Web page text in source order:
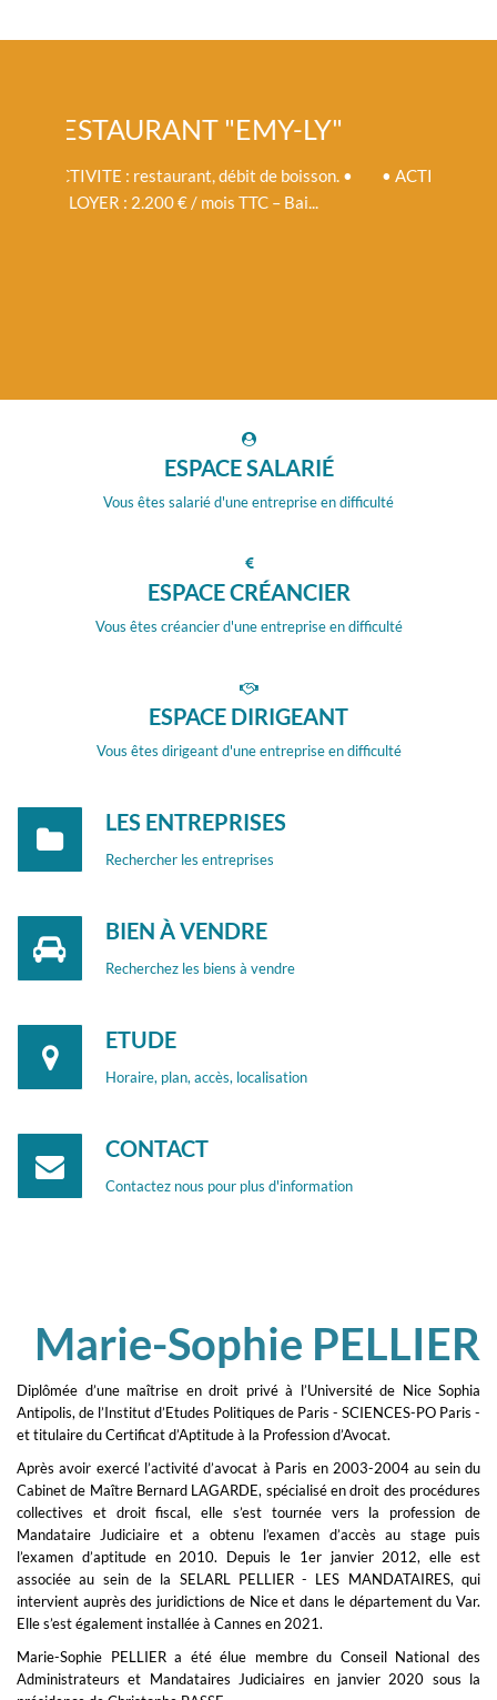
LY"
de boisson. •
– Bai...
LAVERIE "TAXI-LAV"
• ACTIVITE : négoce, location, étude de matériel
informatique, bureautique, mat...
ESPACE SALARIÉ
Vous êtes salarié d'une entreprise en difficulté
ESPACE CRÉANCIER
Vous êtes créancier d'une entreprise en difficulté
ESPACE DIRIGEANT
Vous êtes dirigeant d'une entreprise en difficulté
LES ENTREPRISES
Rechercher les entreprises
BIEN À VENDRE
Recherchez les biens à vendre
ETUDE
Horaire, plan, accès, localisation
CONTACT
Contactez nous pour plus d'information
Marie-Sophie PELLIER
Diplômée d’une maîtrise en droit privé à l’Université de Nice Sophia
Antipolis, de l’Institut d’Etudes Politiques de Paris - SCIENCES-PO Paris -
et titulaire du Certificat d’Aptitude à la Profession d’Avocat.
Après avoir exercé l’activité d’avocat à Paris en 2003-2004 au sein du
Cabinet de Maître Bernard LAGARDE, spécialisé en droit des procédures
collectives et droit fiscal, elle s’est tournée vers la profession de
Mandataire Judiciaire et a obtenu l’examen d’accès au stage puis
l’examen d’aptitude en 2010. Depuis le 1er janvier 2012, elle est
associée au sein de la SELARL PELLIER - LES MANDATAIRES, qui
intervient auprès des juridictions de Nice et dans le département du Var.
Elle s’est également installée à Cannes en 2021.
Marie-Sophie PELLIER a été élue membre du Conseil National des
Administrateurs et Mandataires Judiciaires en janvier 2020 sous la